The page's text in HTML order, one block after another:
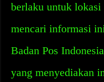
berlaku untuk
mencari informasi
Badan Pos
yang menyediakan